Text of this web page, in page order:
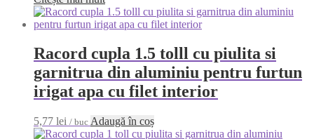
Racord cupla 1.5 tolll cu piulita si
garnitrua din aluminiu pentru furtun
irigat apa cu filet interior
5,77 lei / buc Adaugă în coș